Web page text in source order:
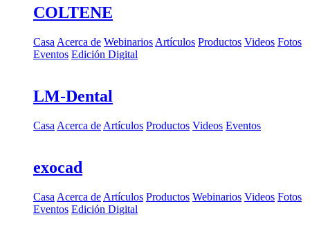
COLTENE
Casa Acerca de Webinarios Artículos Productos Videos Fotos
Eventos Edición Digital
LM-Dental
Casa Acerca de Artículos Productos Videos Eventos
exocad
Casa Acerca de Artículos Productos Webinarios Videos Fotos
Eventos Edición Digital